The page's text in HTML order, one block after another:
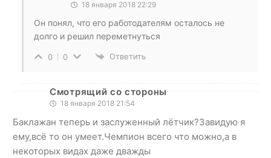
18 января 2018 22:29
Он понял, что его работодателям осталось не
долго и решил переметнуться
0 0 Ответить
Смотрящий со стороны
18 января 2018 21:54
Баклажан теперь и заслуженный лётчик?Завидую я
ему,всё то он умеет.Чемпион всего что можно,а в
некоторых видах даже дважды